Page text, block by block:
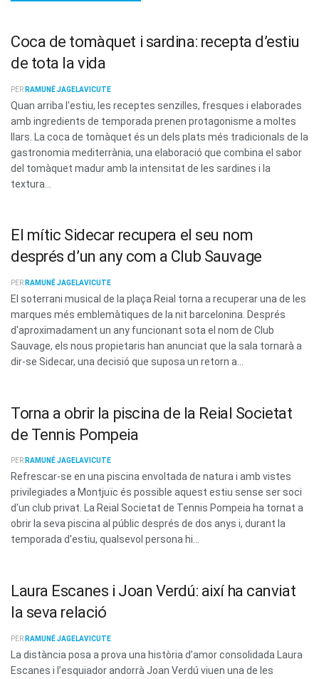
Coca de tomàquet i sardina: recepta d’estiu
de tota la vida
PER RAMUNÉ JAGELAVICUTE
Quan arriba l'estiu, les receptes senzilles, fresques i elaborades
amb ingredients de temporada prenen protagonisme a moltes
llars. La coca de tomàquet és un dels plats més tradicionals de la
gastronomia mediterrània, una elaboració que combina el sabor
del tomàquet madur amb la intensitat de les sardines i la
textura...
El mític Sidecar recupera el seu nom
després d’un any com a Club Sauvage
PER RAMUNÉ JAGELAVICUTE
El soterrani musical de la plaça Reial torna a recuperar una de les
marques més emblemàtiques de la nit barcelonina. Després
d'aproximadament un any funcionant sota el nom de Club
Sauvage, els nous propietaris han anunciat que la sala tornarà a
dir-se Sidecar, una decisió que suposa un retorn a...
Torna a obrir la piscina de la Reial Societat
de Tennis Pompeia
PER RAMUNÉ JAGELAVICUTE
Refrescar-se en una piscina envoltada de natura i amb vistes
privilegiades a Montjuïc és possible aquest estiu sense ser soci
d'un club privat. La Reial Societat de Tennis Pompeia ha tornat a
obrir la seva piscina al públic després de dos anys i, durant la
temporada d'estiu, qualsevol persona hi...
Laura Escanes i Joan Verdú: així ha canviat
la seva relació
PER RAMUNÉ JAGELAVICUTE
La distància posa a prova una història d’amor consolidada Laura
Escanes i l’esquiador andorrà Joan Verdú viuen una de les